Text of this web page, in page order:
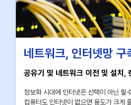
네트워크, 인터넷망 구
공유기 및 네트워크 이전 및 설치,
정보화 시대에 인터넷은 선택이 아닌 필
컴퓨터도 인터넷이 없으면 용도가 크게